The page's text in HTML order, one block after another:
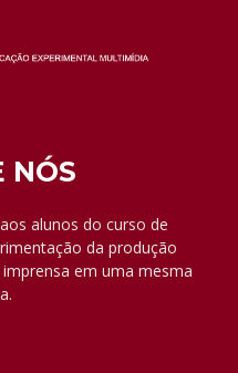
NÓS
alunos do curso de
da produção
em uma mesma